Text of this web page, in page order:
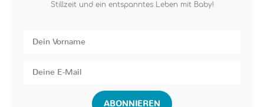
Stillzeit und ein entspanntes Leben mit Baby!
ABONNIEREN